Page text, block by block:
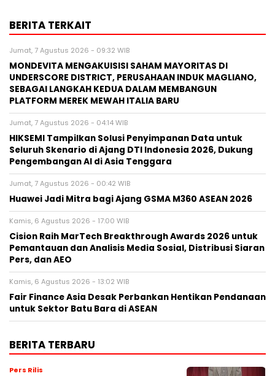
BERITA TERKAIT
Jumat, 7 Agustus 2026 - 09:32 WIB
MONDEVITA MENGAKUISISI SAHAM MAYORITAS DI
UNDERSCORE DISTRICT, PERUSAHAAN INDUK MAGLIANO,
SEBAGAI LANGKAH KEDUA DALAM MEMBANGUN
PLATFORM MEREK MEWAH ITALIA BARU
Jumat, 7 Agustus 2026 - 04:14 WIB
HIKSEMI Tampilkan Solusi Penyimpanan Data untuk
Seluruh Skenario di Ajang DTI Indonesia 2026, Dukung
Pengembangan AI di Asia Tenggara
Jumat, 7 Agustus 2026 - 00:42 WIB
Huawei Jadi Mitra bagi Ajang GSMA M360 ASEAN 2026
Kamis, 6 Agustus 2026 - 17:00 WIB
Cision Raih MarTech Breakthrough Awards 2026 untuk
Pemantauan dan Analisis Media Sosial, Distribusi Siaran
Pers, dan AEO
Kamis, 6 Agustus 2026 - 13:02 WIB
Fair Finance Asia Desak Perbankan Hentikan Pendanaan
untuk Sektor Batu Bara di ASEAN
BERITA TERBARU
Pers Rilis